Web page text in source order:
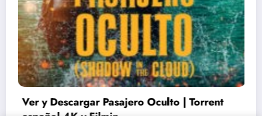
Ver y Descargar ‘Superman y Lois’ | 2×01 |
Español 4K | Torrent, Emule, HBO y The CW
11/02/2026 lucenpop